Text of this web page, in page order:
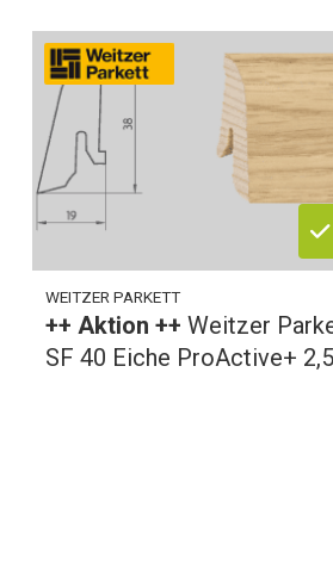
WEITZER PARKETT
++ Aktion ++Weitzer
SF 40 Eiche ProActive+